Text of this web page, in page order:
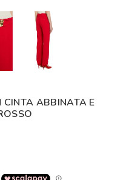
CINTA ABBINATA E